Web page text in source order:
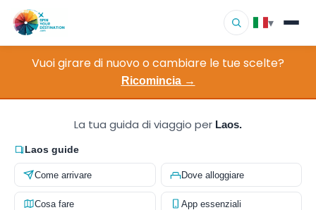
▾
Destinazioni
▾
Come funziona
Chi siamo
Vuoi girare di nuovo o cambiare le tue scelte?
Ricomincia →
La tua guida di viaggio per Laos.
Laos guide
Come arrivare Dove alloggiare
Cosa fare App essenziali